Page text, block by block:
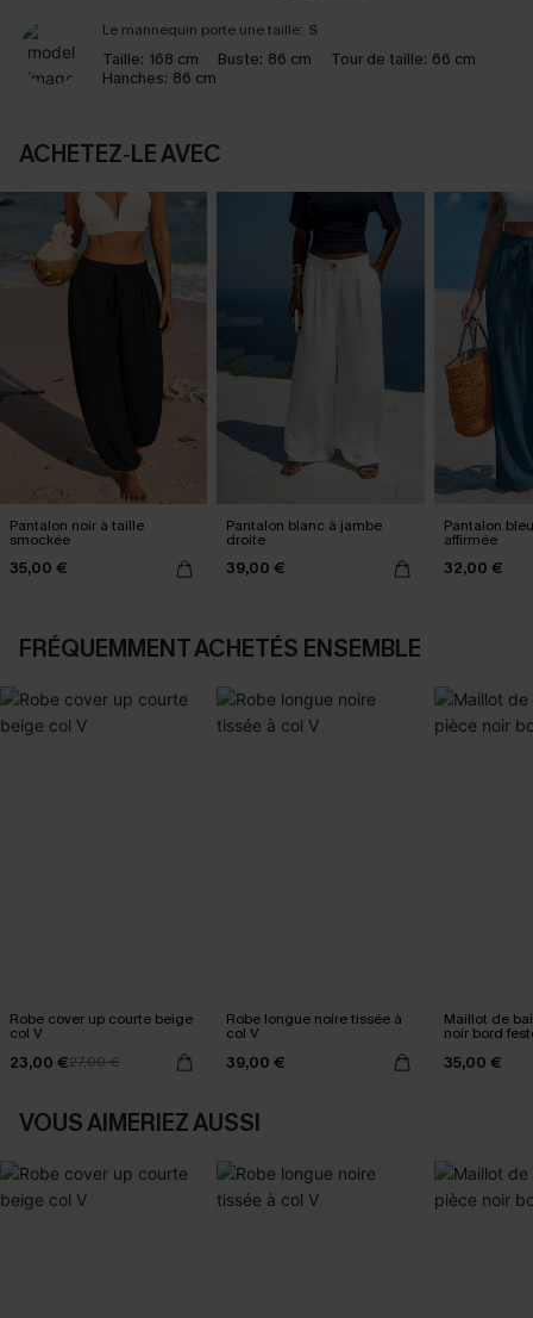
Le mannequin porte une taille: S
Taille: 168 cm Buste: 86 cm Tour de taille: 66 cm
Hanches: 86 cm
ACHETEZ‑LE AVEC
Pantalon noir à taille
smockée
35,00 €
Pantalon blanc à jambe
droite
39,00 €
Pantalon
affirmée
32,00 €
FRÉQUEMMENT ACHETÉS ENSEMBLE
Robe cover up courte beige
col V
23,00 €27,00 €
Robe longue noire tissée à
col V
39,00 €
Maillot de
noir bord
35,00 €
VOUS AIMERIEZ AUSSI